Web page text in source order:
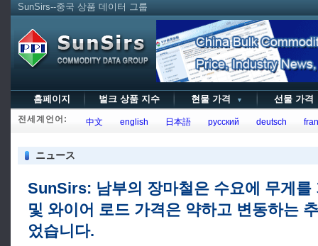
SunSirs--중국 상품 데이터 그룹
홈페이지 벌크 상품 지수 현물 가격 ▼ 선물 가
전세계언어: 中文 english 日本語 русский deutsch
ニュース
SunSirs: 남부의 장마철은 수요에 무게를
및 와이어 로드 가격은 약하고 변동하는
었습니다.